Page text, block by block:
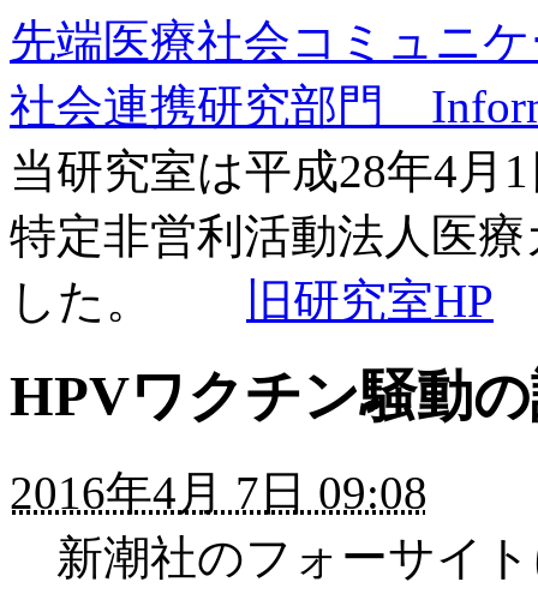
先端医療社会コミュニ
社会連携研究部門
当研究室は平成28年4月
特定非営利活動法人医
した。
旧研究室HP
HPVワクチン騒動
2016年4月 7日 09:08
新潮社のフォーサイ